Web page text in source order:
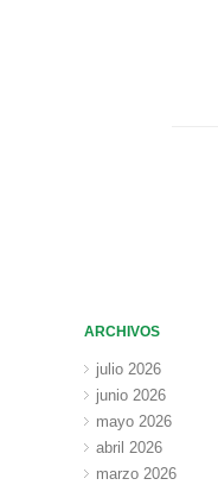
ARCHIVOS
julio 2026
junio 2026
mayo 2026
abril 2026
marzo 2026